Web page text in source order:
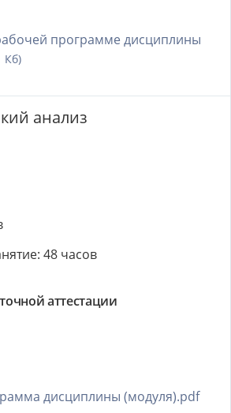
программе дисциплины
Кб)
анализ
48 часов
аттестации
дисциплины (модуля).pdf